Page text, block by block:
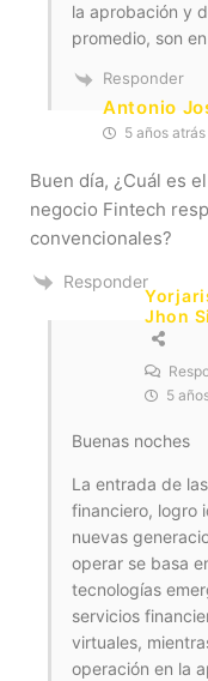
la aprobación y
promedio, son
Responder
Antonio
5 años atrás
Buen día, ¿Cuál es
negocio Fintech
convencionales?
Responder
Jhon
5
Buenas noches
La entrada de
financiero, logro
nuevas
operar se basa
tecnologías
servicios
virtuales,
operación en la